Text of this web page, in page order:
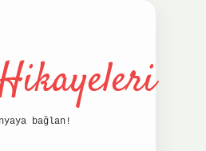
bağlan!